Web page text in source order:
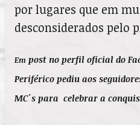
por lugares que em
desconsiderados pelo
Em post no perfil oficial do
Periférico pediu aos
MC´s para celebrar a